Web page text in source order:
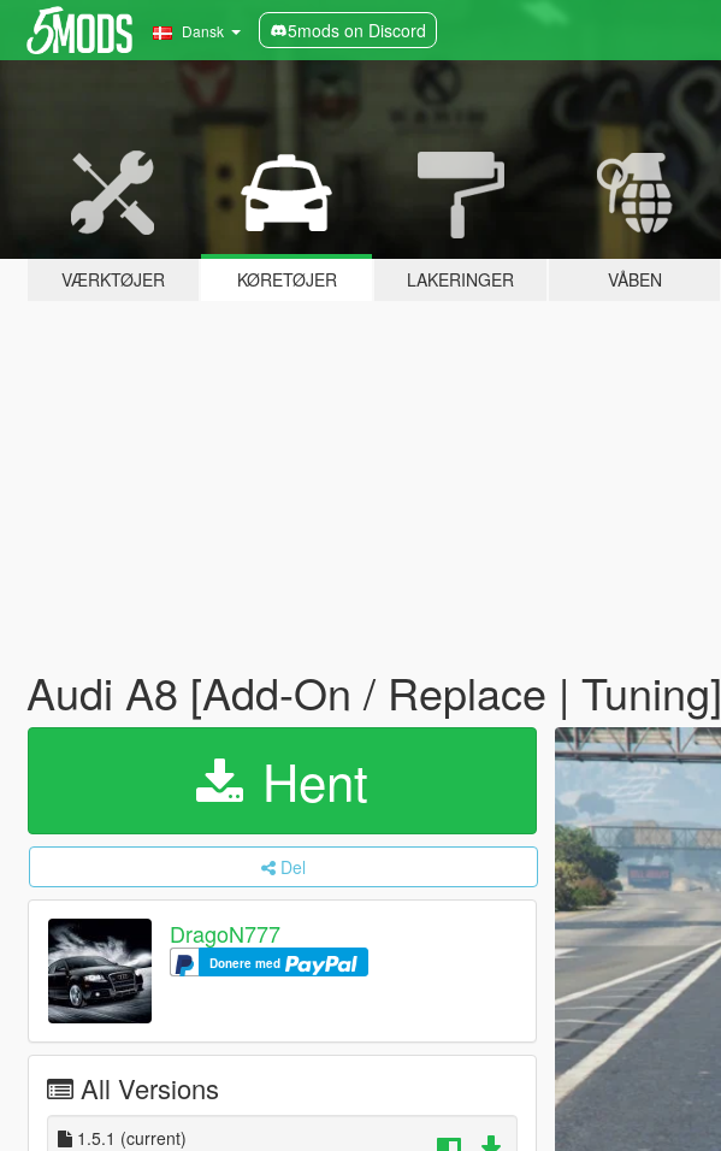
Dansk 5mods on Discord
VÆRKTØJER KØRETØJER LAKERINGER VÅBEN
Audi A8 [Add-On / Replace | Tuning]
Hent
Del
DragoN777
Donere med
All Versions
1.5.1 (current)